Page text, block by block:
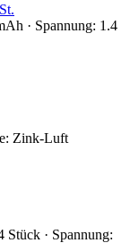
· Spannung: 1.4
Zink-Luft
Stück · Spannung: